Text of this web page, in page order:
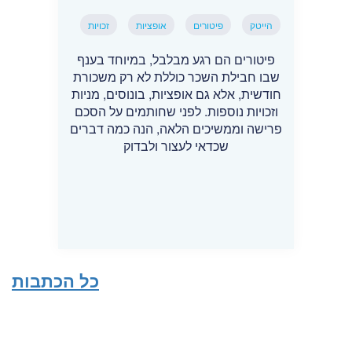
הייטק פיטורים אופציות זכויות
פיטורים הם רגע מבלבל, במיוחד בענף
שבו חבילת השכר כוללת לא רק משכורת
חודשית, אלא גם אופציות, בונוסים, מניות
וזכויות נוספות. לפני שחותמים על הסכם
פרישה וממשיכים הלאה, הנה כמה דברים
שכדאי לעצור ולבדוק
כל הכתבות